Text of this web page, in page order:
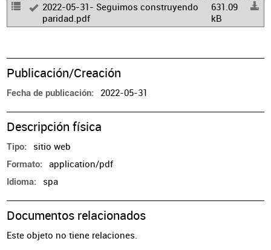
2022-05-31- Seguimos construyendo
paridad.pdf
631.09
kB
Publicación/Creación
Fecha de publicación 2022-05-31
Descripción física
Tipo sitio web
Formato application/pdf
Idioma spa
Documentos relacionados
Este objeto no tiene relaciones.